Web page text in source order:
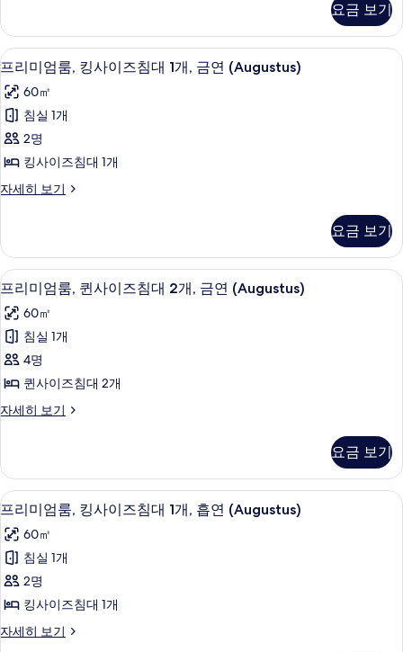
사
진
모
두
보
기
Queen
Beds,
Non
Smoking,
Fountain
View
자
세
히
기
요금 보기
프
리
미
엄
룸,
사
즈
침
대
1
개,
금
연
(Augustus)
모
두
보
기
필로우탑 침대, 객실 내 금고, 책상, 암
5
프리미엄룸, 킹사이즈침대 1개, 금연 (Augustus)
60㎡
침실 1개
2명
킹사이즈침대 1개
자세히 보기
프
룸,
킹
사
즈
침
대
개,
연
히
보
기
요금 보기
프
리
미
엄
룸,
사
즈
침
대
2
개,
금
연
(Augustus)
필로우탑 침대, 객실 내 금고, 책상, 암
4
프리미엄룸, 퀸사이즈침대 2개, 금연 (Augustus)
60㎡
침실 1개
4명
퀸사이즈침대 2개
자세히 보기
프
룸,
퀸
사
즈
침
대
2
개,
연
요금 보기
프
리
미
엄
룸,
사
필로우탑 침대, 객실 내 금고, 책상, 암
5
프리미엄룸, 킹사이즈침대 1개, 흡연 (Augustus)
60㎡
침실 1개
2명
킹사이즈침대 1개
자세히 보기
프